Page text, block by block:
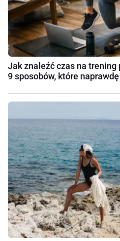
Jak znaleźć czas na
9 sposobów, które